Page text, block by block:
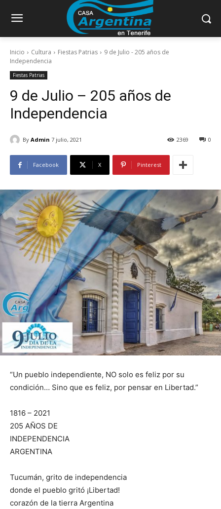
Inicio Cultura Fiestas Patrias
9 de Julio - 205 años de
Independencia
Fiestas Patrias
9 de Julio – 205 años de
Independencia
By Admin 7 julio, 2021 0
2369
Facebook X Pinterest
“Un pueblo independiente, NO solo es feliz por su
condición… Sino que es feliz, por pensar en Libertad.”
1816 – 2021
205 AÑOS DE
INDEPENDENCIA
ARGENTINA
Tucumán, grito de independencia
donde el pueblo gritó ¡Libertad!
corazón de la tierra Argentina